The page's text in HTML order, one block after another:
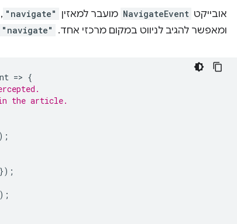
אובייקט NavigateEvent מועבר למאזין "navigate"
ומאפשר להגיב לניווט במקום מרכזי אחד.
"navigate"
=> {
the article.
);
});